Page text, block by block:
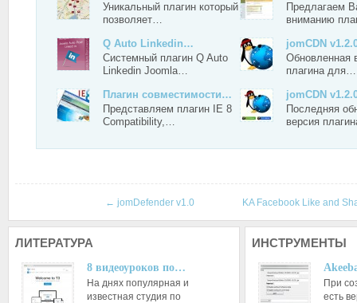
Уникальный плагин который
позволяет…
Предлагаем
вниманию
Q Auto Linkedin…
Системный плагин Q Auto
Linkedin Joomla…
jomCDN
Обновленная
плагина для…
Плагин совместимости…
Представляем плагин IE 8
Compatibility,…
jomCDN
Последняя
версия
← jomDefender v1.0 KA Facebook Like and
ЛИТЕРАТУРА
8 видеоуроков по…
На днях популярная и
известная студия по
ИНСТРУМЕНТЫ
При
есть